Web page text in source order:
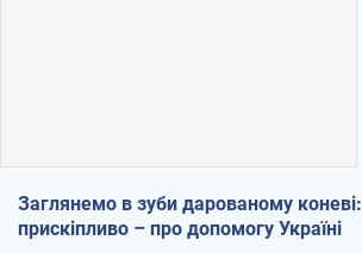
Заглянемо в зуби дарованому коневі:
прискіпливо – про допомогу Україні